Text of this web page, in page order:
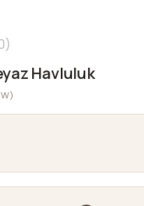
Havluluk